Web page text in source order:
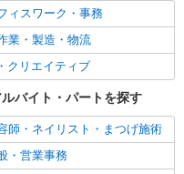
ィスワーク・事務
業・製造・物流
クリエイティブ
バイト・パートを探す
師・ネイリスト・まつげ施術
・営業事務